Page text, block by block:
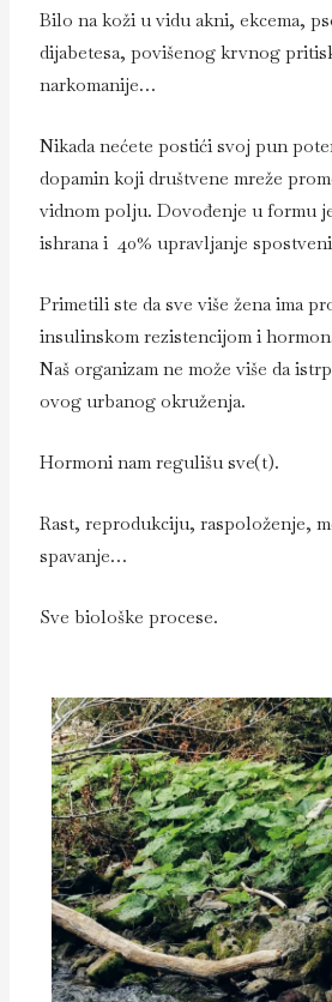
Bilo na koži u vidu akni, ekcema,
dijabetesa, povišenog krvnog
narkomanije…
Nikada nećete postići svoj pun
dopamin koji društvene mreže
vidnom polju. Dovođenje u formu
ishrana i 40% upravljanje
Primetili ste da sve više žena ima
insulinskom rezistencijom i
Naš organizam ne može više da
ovog urbanog okruženja.
Hormoni nam regulišu sve(t).
Rast, reprodukciju, raspoloženje,
spavanje…
Sve biološke procese.